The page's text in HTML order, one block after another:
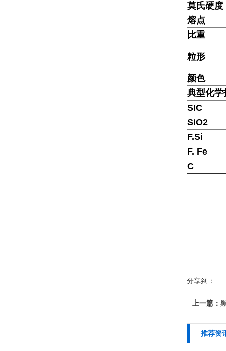
莫氏硬度
熔点
比重
粒形
颜色
典型化学
SIC
SiO2
F.Si
F. Fe
C
分享到：
上一篇：
推荐资